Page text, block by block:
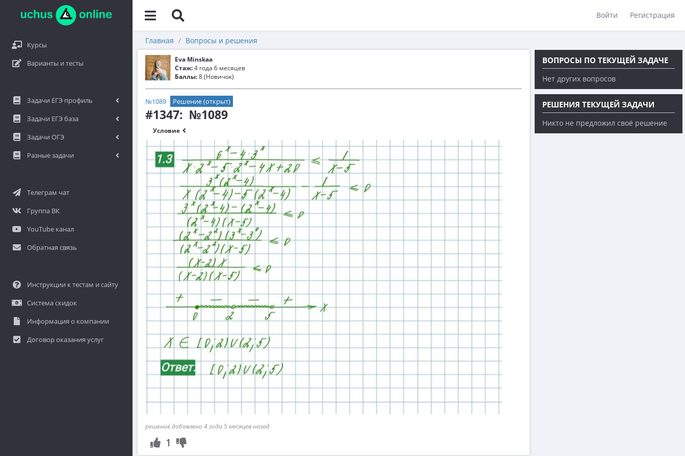
Войти Регистрация
Курсы
Варианты и тесты
Задачи ЕГЭ профиль
Задачи ЕГЭ база
Задачи ОГЭ
Разные задачи
Телеграм чат
Группа ВК
YouTube канал
Обратная связь
Инструкции к тестам и сайту
Система скидок
Информация о компании
Договор оказания услуг
Главная Вопросы и решения
Eva Minskaa
Стаж:4 года 6 месяцев
Баллы:8 (Новичок)
№1089 Решение (открыт)
#1347: №1089
Условие
решение добавлено 4 года 5 месяцев назад
1
ВОПРОСЫ ПО ТЕКУЩЕЙ ЗАДАЧЕ
Нет других вопросов
РЕШЕНИЯ ТЕКУЩЕЙ ЗАДАЧИ
Никто не предложил своё решение